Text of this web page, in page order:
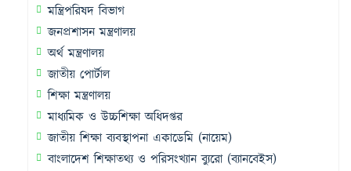
মন্ত্রিপরিষদ বিভাগ
জনপ্রশাসন মন্ত্রণালয়
অর্থ মন্ত্রণালয়
জাতীয় পোর্টাল
শিক্ষা মন্ত্রণালয়
মাধ্যমিক ও উচ্চশিক্ষা অধিদপ্তর
জাতীয় শিক্ষা ব্যবস্থাপনা একাডেমি (নায়েম)
বাংলাদেশ শিক্ষাতথ্য ও পরিসংখ্যান ব্যুরো (ব্যানবেইস)